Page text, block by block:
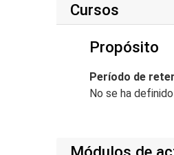
Cursos
Propósito
Período de
No se ha